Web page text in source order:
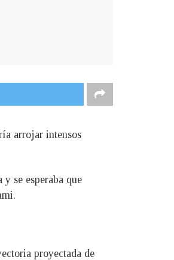
arrojar intensos
se esperaba que
proyectada de